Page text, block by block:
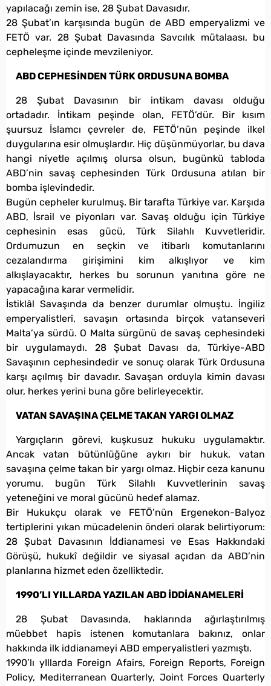
yapılacağı zemin ise, 28 Şubat Davasıdır.
28 Şubat’ın karşısında bugün de ABD emperyalizmi ve
FETÖ var. 28 Şubat Davasında Savcılık mütalaası, bu
cepheleşme içinde mevzileniyor.
ABD CEPHESİNDEN TÜRK ORDUSUNA BOMBA
28 Şubat Davasının bir intikam davası olduğu
ortadadır. İntikam peşinde olan, FETÖ’dür. Bir kısım
şuursuz İslamcı çevreler de, FETÖ’nün peşinde ilkel
duygularına esir olmuşlardır. Hiç düşünmüyorlar, bu dava
hangi niyetle açılmış olursa olsun, bugünkü tabloda
ABD’nin savaş cephesinden Türk Ordusuna atılan bir
bomba işlevindedir.
Bugün cepheler kurulmuş. Bir tarafta Türkiye var. Karşıda
ABD, İsrail ve piyonları var. Savaş olduğu için Türkiye
cephesinin esas gücü, Türk Silahlı Kuvvetleridir.
Ordumuzun en seçkin ve itibarlı komutanlarını
cezalandırma girişimini kim alkışlıyor ve kim
alkışlayacaktır, herkes bu sorunun yanıtına göre ne
yapacağına karar vermelidir.
İstiklâl Savaşında da benzer durumlar olmuştu. İngiliz
emperyalistleri, savaşın ortasında birçok vatanseveri
Malta’ya sürdü. O Malta sürgünü de savaş cephesindeki
bir uygulamaydı. 28 Şubat Davası da, Türkiye-ABD
Savaşının cephesindedir ve sonuç olarak Türk Ordusuna
karşı açılmış bir davadır. Savaşan orduyla kimin davası
olur, herkes yerini buna göre belirleyecektir.
VATAN SAVAŞINA ÇELME TAKAN YARGI OLMAZ
Yargıçların görevi, kuşkusuz hukuku uygulamaktır.
Ancak vatan bütünlüğüne aykırı bir hukuk, vatan
savaşına çelme takan bir yargı olmaz. Hiçbir ceza kanunu
yorumu, bugün Türk Silahlı Kuvvetlerinin savaş
yeteneğini ve moral gücünü hedef alamaz.
Bir Hukukçu olarak ve FETÖ’nün Ergenekon-Balyoz
tertiplerini yıkan mücadelenin önderi olarak belirtiyorum:
28 Şubat Davasının İddianamesi ve Esas Hakkındaki
Görüşü, hukukî değildir ve siyasal açıdan da ABD’nin
planlarına hizmet eden özelliktedir.
1990’LI YILLARDA YAZILAN ABD İDDİANAMELERİ
28 Şubat Davasında, haklarında ağırlaştırılmış
müebbet hapis istenen komutanlara bakınız, onlar
hakkında ilk iddianameyi ABD emperyalistleri yazmıştı.
1990’lı yIllarda Foreign Afairs, Foreign Reports, Foreign
Policy, Mediterranean Quarterly, Joint Forces Quarterly